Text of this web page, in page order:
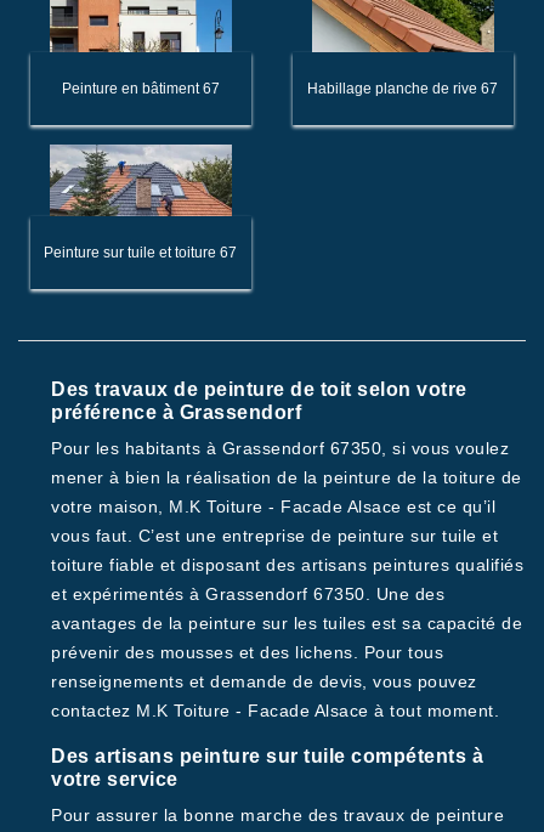
Peinture en bâtiment 67 Habillage planche de rive 67
Peinture sur tuile et toiture 67
Des travaux de peinture de toit selon votre
préférence à Grassendorf
Pour les habitants à Grassendorf 67350, si vous voulez
mener à bien la réalisation de la peinture de la toiture de
votre maison, M.K Toiture - Facade Alsace est ce qu’il
vous faut. C’est une entreprise de peinture sur tuile et
toiture fiable et disposant des artisans peintures qualifiés
et expérimentés à Grassendorf 67350. Une des
avantages de la peinture sur les tuiles est sa capacité de
prévenir des mousses et des lichens. Pour tous
renseignements et demande de devis, vous pouvez
contactez M.K Toiture - Facade Alsace à tout moment.
Des artisans peinture sur tuile compétents à
votre service
Pour assurer la bonne marche des travaux de peinture